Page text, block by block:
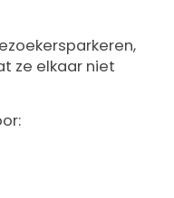
ze elkaar niet